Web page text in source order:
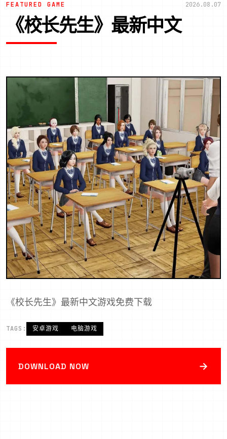
FEATURED GAME 2026.08.07
《校长先生》最新中文
《校长先生》最新中文游戏免费下载
TAGS: 安卓游戏 电脑游戏
DOWNLOAD NOW →